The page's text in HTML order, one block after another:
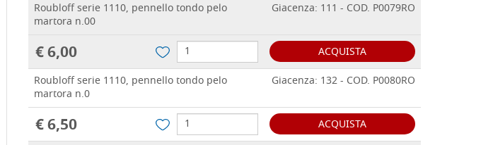
Roubloff serie 1110, pennello tondo pelo
martora n.00
Giacenza: 111 - COD. P0079RO
€ 6,00
ACQUISTA
Roubloff serie 1110, pennello tondo pelo
martora n.0
Giacenza: 132 - COD. P0080RO
€ 6,50
ACQUISTA